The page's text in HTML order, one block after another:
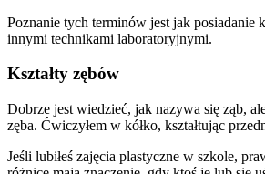
Poznanie tych terminów jest jak posiadanie
innymi technikami laboratoryjnymi.
Kształty zębów
Dobrze jest wiedzieć, jak nazywa się ząb,
zęba. Ćwiczyłem w kółko, kształtując
Jeśli lubiłeś zajęcia plastyczne w szkole,